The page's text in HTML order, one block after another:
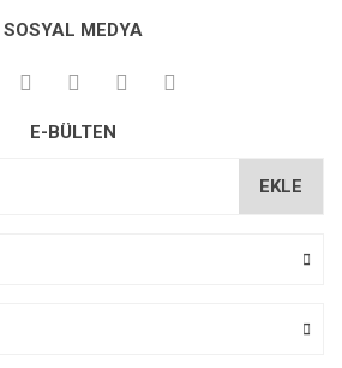
teşekkür ederiz.
eksik bilgiler bulunuyor.
SOSYAL MEDYA
E-BÜLTEN
EKLE